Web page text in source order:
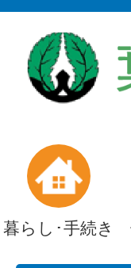
暮らし･手続き